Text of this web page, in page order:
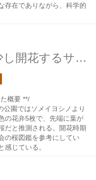
存在でありながら、科学的
ソメイヨシノよりも少し開花するサクラ
概要 **/
公園ではソメイヨシノより
の花弁5枚で、先端に葉が
だと推測される。開花時期
の桜図鑑を参考にしてい
感じている。